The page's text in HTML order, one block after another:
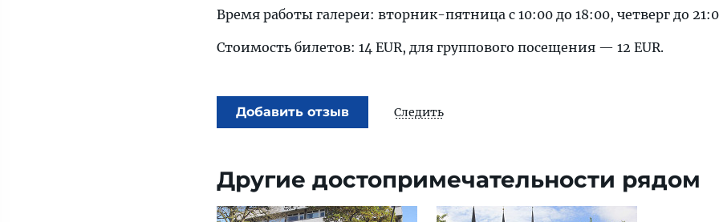
Время работы галереи: вторник-пятница с 10:00 до 18:00, четверг до
Стоимость билетов: 14 EUR, для группового посещения — 12 EUR.
Добавить отзыв Следить
Другие достопримечательности рядом